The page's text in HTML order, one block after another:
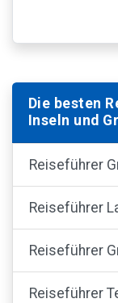
Die besten
Inseln und
Reiseführer
Reiseführer
Reiseführer
Reiseführer